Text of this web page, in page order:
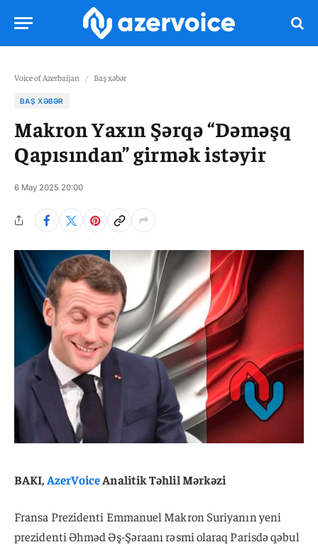
Voice of Azerbaijan / Baş xəbər
BAŞ XƏBƏR
Makron Yaxın Şərqə “Dəməşq
Qapısından” girmək istəyir
6 May 2025 20:00
BAKI,AzerVoiceAnalitik Təhlil Mərkəzi
Fransa Prezidenti Emmanuel Makron Suriyanın yeni
prezidenti Əhməd Əş-Şəraanı rəsmi olaraq Parisdə qəbul